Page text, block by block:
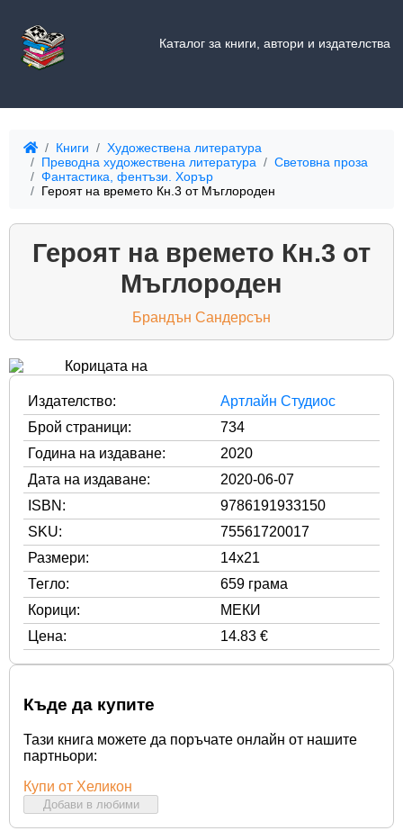
Каталог за книги, автори и издателства
Книги
Художествена литература
Преводна художествена литература
Световна проза
Фантастика, фентъзи. Хорър
Героят на времето Кн.3 от Мъглороден
Героят на времето Кн.3 от
Мъглороден
Брандън Сандерсън
Издателство:
Артлайн Студиос
Брой страници:
734
Година на издаване:
2020
Дата на издаване:
2020-06-07
ISBN:
9786191933150
SKU:
75561720017
Размери:
14x21
Тегло:
659 грама
Корици:
МЕКИ
Цена:
14.83 €
Къде да купите
Тази книга можете да поръчате онлайн от нашите
партньори:
Купи от Хеликон
Добави в любими